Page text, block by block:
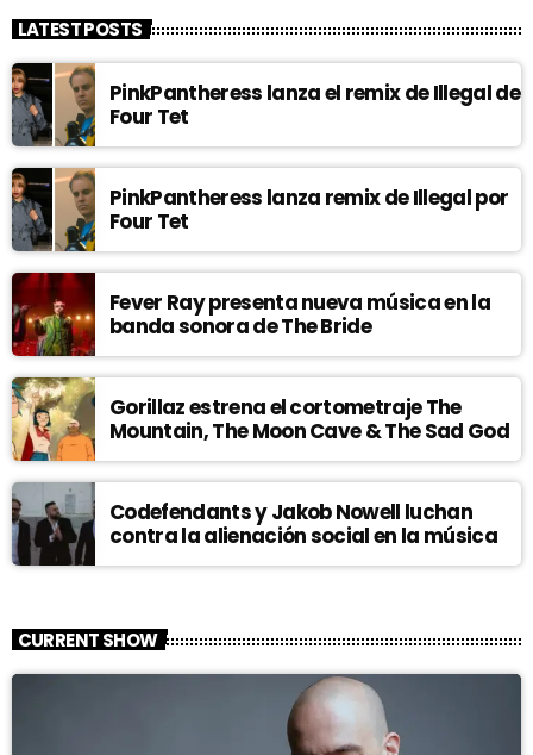
LATEST POSTS
PinkPantheress lanza el remix de Illegal de
Four Tet
PinkPantheress lanza remix de Illegal por
Four Tet
Fever Ray presenta nueva música en la
banda sonora de The Bride
Gorillaz estrena el cortometraje The
Mountain, The Moon Cave & The Sad God
Codefendants y Jakob Nowell luchan
contra la alienación social en la música
CURRENT SHOW